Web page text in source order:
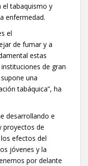
el tabaquismo y
enfermedad.
el
de fumar y a
estas
de gran
una
tabáquica”, ha
desarrollando e
proyectos de
efectos del
jóvenes y la
por delante